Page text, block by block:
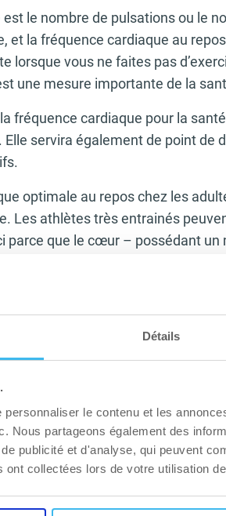
Détails
le contenu et les
Nous partageons également des
publicité et d'analyse, qui peuvent
ont collectées lors de votre utilisation
le nombre de pulsations ou le
et la fréquence cardiaque au
lorsque vous ne faites pas
une mesure importante de la
fréquence cardiaque pour la
servira également de point de
optimale au repos chez les
Les athlètes très entrainés
parce que le cœur – possédant
de la taille des ventricules
de sang nécessaire à pomper.
pour les exercices en
pas aussi important (les
cardiaque se renforce).
rythme cardiaque maximal il faut